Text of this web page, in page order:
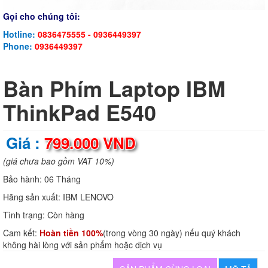
Gọi cho chúng tôi:
Hotline: 0836475555 - 0936449397
Phone: 0936449397
Bàn Phím Laptop IBM
ThinkPad E540
Giá : 799.000 VND
(giá chưa bao gồm VAT 10%)
Bảo hành: 06 Tháng
Hãng sản xuất: IBM LENOVO
Tình trạng: Còn hàng
Cam kết: Hoàn tiền 100%(trong vòng 30 ngày) nếu quý khách
không hài lòng với sản phẩm hoặc dịch vụ